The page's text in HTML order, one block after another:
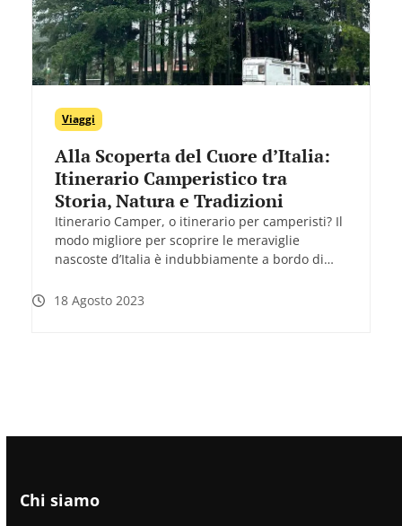
Viaggi
Alla Scoperta del Cuore d’Italia:
Itinerario Camperistico tra
Storia, Natura e Tradizioni
Itinerario Camper, o itinerario per camperisti? Il
modo migliore per scoprire le meraviglie
nascoste d’Italia è indubbiamente a bordo di…
18 Agosto 2023
Chi siamo